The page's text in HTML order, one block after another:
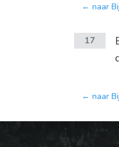
← naar
17
← naar